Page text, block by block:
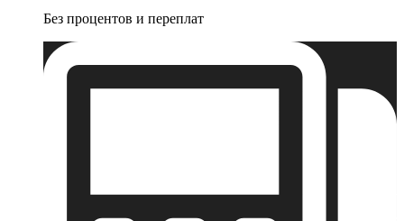
Без процентов и переплат